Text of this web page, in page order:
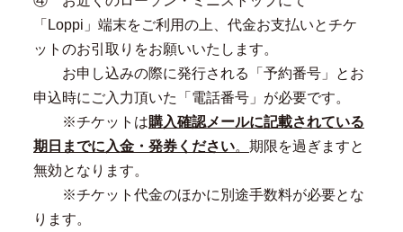
「Loppi」端末をご利用の上、代金お支払いとチケ
ットのお引取りをお願いいたします。
お申し込みの際に発行される「予約番号」とお
申込時にご入力頂いた「電話番号」が必要です。
※チケットは購入確認メールに記載されている
期日までに入金・発券ください。 期限を過ぎますと
無効となります。
※チケット代金のほかに別途手数料が必要とな
ります。